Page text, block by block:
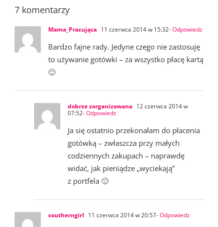
7 komentarzy
Mama_Pracująca 11 czerwca 2014 w 15:32- Odpowiedz
Bardzo fajne rady. Jedyne czego nie zastosuję
to używanie gotówki – za wszystko płacę kartą
🙂
dobrze zorganizowana 12 czerwca 2014 w
07:52- Odpowiedz
Ja się ostatnio przekonałam do płacenia
gotówką – zwłaszcza przy małych
codziennych zakupach – naprawdę
widać, jak pieniądze „wyciekają”
z portfela 🙂
southerngirl 11 czerwca 2014 w 20:57- Odpowiedz